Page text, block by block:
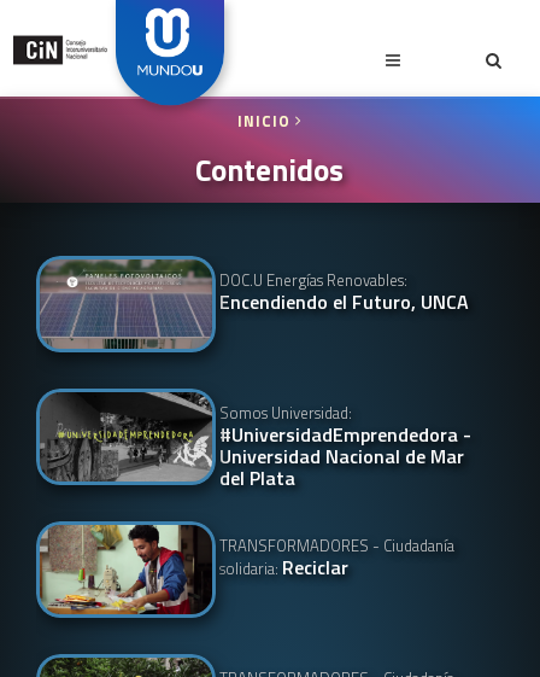
INICIO
Contenidos
DOC.U Energías Renovables:
Encendiendo el Futuro, UNCA
Somos Universidad:
#UniversidadEmprendedora -
Universidad Nacional de Mar
del Plata
TRANSFORMADORES - Ciudadanía
solidaria: Reciclar